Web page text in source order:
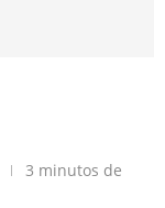
3 minutos de